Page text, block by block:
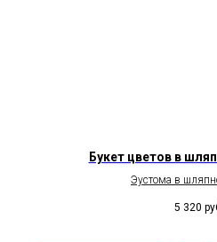
Букет цветов в
Эустома в
5 320